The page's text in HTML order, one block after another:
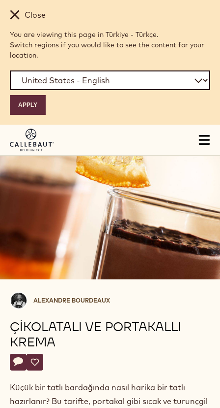
Skip to main content
Close
You are viewing this page in Türkiye - Türkçe.
Switch regions if you would like to see the content for your
location.
Alexandre
Bourdeaux
ALEXANDRE BOURDEAUX
ÇIKOLATALI VE PORTAKALLI
KREMA
Actions
Yorum yaz
- Çikolatalı ve portakallı krema
Kaydet
- Çikolatalı ve portakallı krema
Küçük bir tatlı bardağında nasıl harika bir tatlı
hazırlanır? Bu tarifte, portakal gibi sıcak ve turunçgil